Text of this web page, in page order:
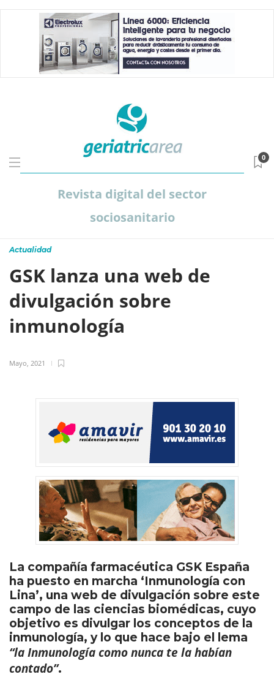
Revista digital del sector
sociosanitario
0
Actualidad
GSK lanza una web de
divulgación sobre
inmunología
Mayo, 2021
La compañía farmacéutica GSK España
ha puesto en marcha ‘Inmunología con
Lina’, una web de divulgación sobre este
campo de las ciencias biomédicas, cuyo
objetivo es divulgar los conceptos de la
inmunología, y lo que hace bajo el lema
“la Inmunología como nunca te la habían
contado”.